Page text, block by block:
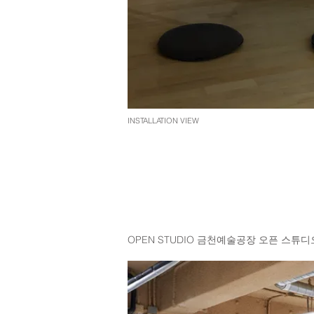
INSTALLATION VIEW
OPEN STUDIO 금천예술공장 오픈 스튜디